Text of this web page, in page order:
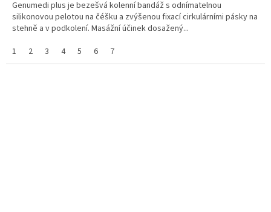
z
5
hvězdiček.
Genumedi plus je bezešvá kolenní bandáž s odnímatelnou
silikonovou pelotou na čéšku a zvýšenou fixací cirkulárními pásky na
stehně a v podkolení. Masážní účinek dosažený...
1
2 3 4 5 6 7